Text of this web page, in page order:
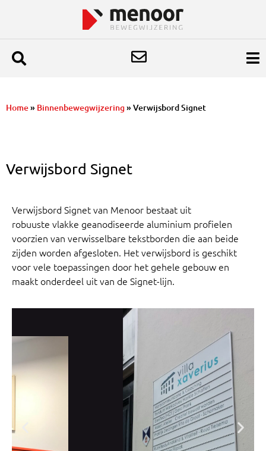
Home» Binnenbewegwijzering» Verwijsbord Signet
Verwijsbord Signet
Verwijsbord Signet van Menoor bestaat uit
robuuste vlakke geanodiseerde aluminium profielen
voorzien van verwisselbare tekstborden die aan beide
zijden worden afgesloten. Het verwijsbord is geschikt
voor vele toepassingen door het gehele gebouw en
maakt onderdeel uit van de Signet-lijn.